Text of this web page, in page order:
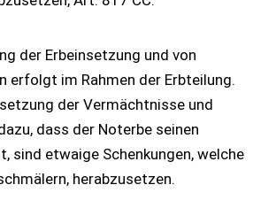
der Erbeinsetzung und von
erfolgt im Rahmen der Erbteilung.
der Vermächtnisse und
dass der Noterbe seinen
sind etwaige Schenkungen, welche
herabzusetzen.